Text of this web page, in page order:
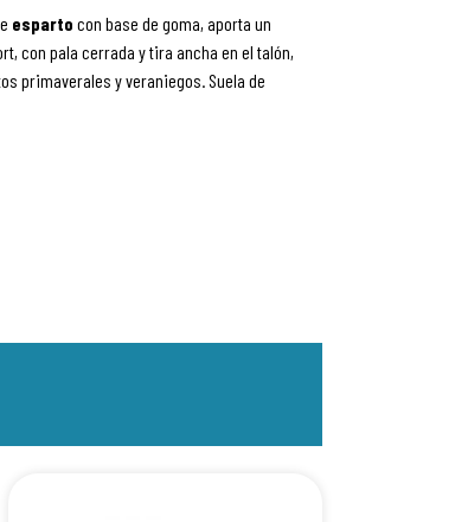
esparto con base de goma, aporta un
con pala cerrada y tira ancha en el talón,
primaverales y veraniegos. Suela de